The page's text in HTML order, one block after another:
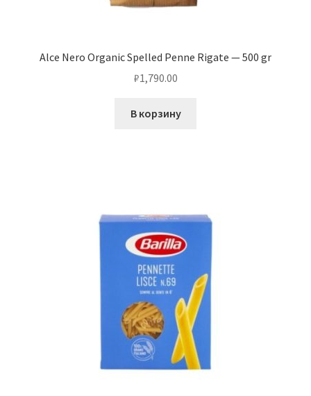
Alce Nero Organic Spelled Penne Rigate — 500 gr
₽1,790.00
В корзину